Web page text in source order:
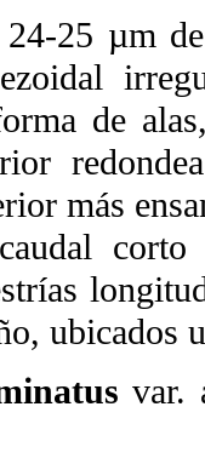
25 µm de
de
más
ubicados
var.